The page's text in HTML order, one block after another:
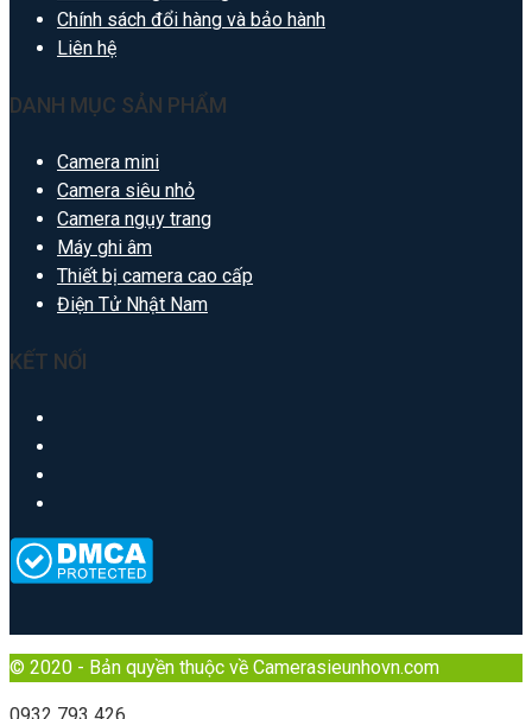
Chính sách đổi hàng và bảo hành
Liên hệ
DANH MỤC SẢN PHẨM
Camera mini
Camera siêu nhỏ
Camera ngụy trang
Máy ghi âm
Thiết bị camera cao cấp
Điện Tử Nhật Nam
KẾT NỐI
© 2020 - Bản quyền thuộc về Camerasieunhovn.com